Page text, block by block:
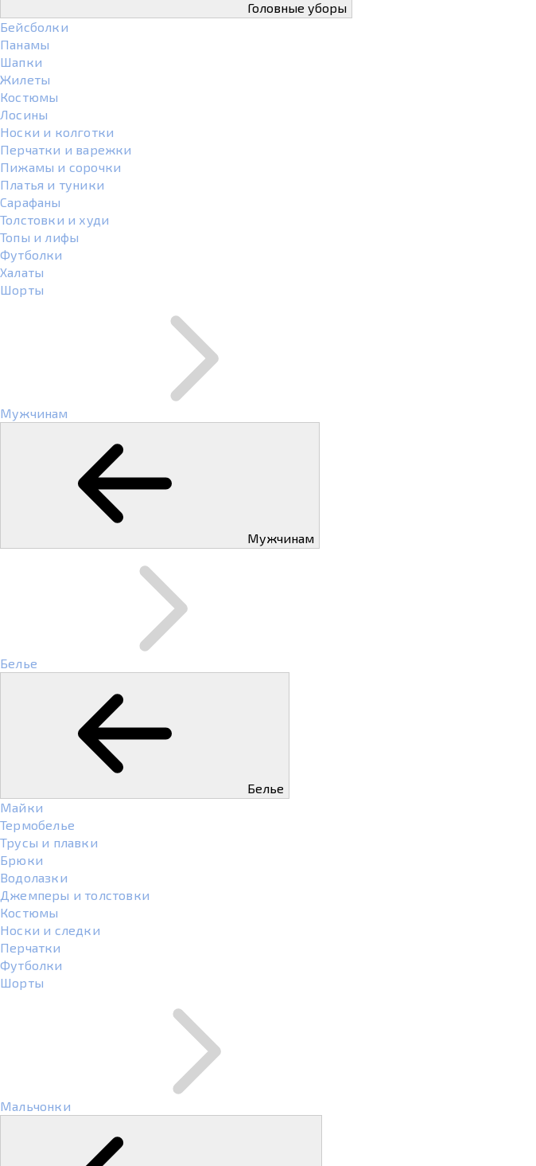
Головные уборы
Бейсболки
Панамы
Шапки
Жилеты
Костюмы
Лосины
Носки и колготки
Перчатки и варежки
Пижамы и сорочки
Платья и туники
Сарафаны
Толстовки и худи
Топы и лифы
Футболки
Халаты
Шорты
Мужчинам
Мужчинам
Белье
Белье
Майки
Термобелье
Трусы и плавки
Брюки
Водолазки
Джемперы и толстовки
Костюмы
Носки и следки
Перчатки
Футболки
Шорты
Мальчонки